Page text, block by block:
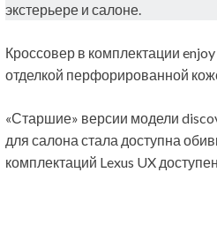
экстерьере и салоне.
Кроссовер в комплектации
отделкой перфорированной
«Старшие» версии модели
для салона стала доступна
комплектаций Lexus UX